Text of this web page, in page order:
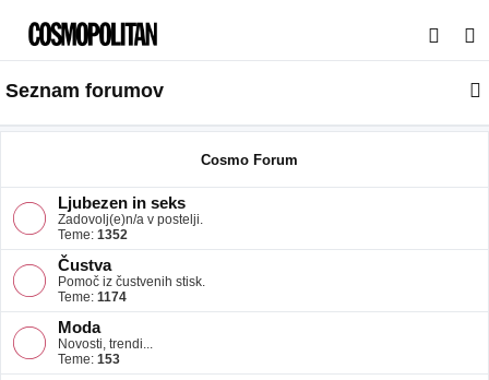
s
a
Seznam forumov
Cosmo Forum
Ljubezen in seks
Zadovolj(e)n/a v postelji.
Teme: 1352
Čustva
Pomoč iz čustvenih stisk.
Teme: 1174
Moda
Novosti, trendi...
Teme: 153